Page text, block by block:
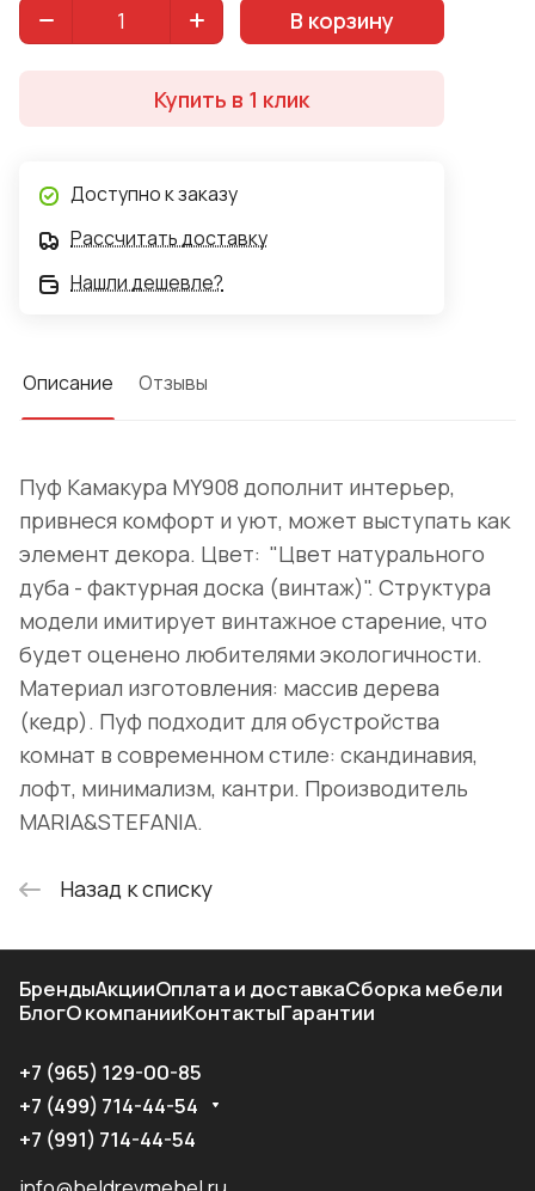
В корзину
Купить в 1 клик
Доступно к заказу
Рассчитать доставку
Нашли дешевле?
Описание Отзывы
Пуф Камакура MY908 дополнит интерьер,
привнеся комфорт и уют, может выступать как
элемент декора. Цвет: "Цвет натурального
дуба - фактурная доска (винтаж)". Структура
модели имитирует винтажное старение, что
будет оценено любителями экологичности.
Материал изготовления: массив дерева
(кедр). Пуф подходит для обустройства
комнат в современном стиле: скандинавия,
лофт, минимализм, кантри. Производитель
MARIA&STEFANIA.
Назад к списку
БрендыАкцииОплата и доставкаСборка мебели
БлогО компанииКонтактыГарантии
+7 (965) 129-00-85
+7 (499) 714-44-54
+7 (991) 714-44-54